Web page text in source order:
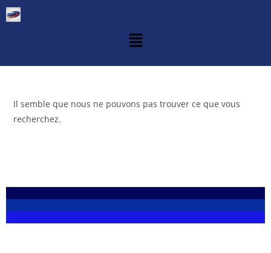
Il semble que nous ne pouvons pas trouver ce que vous
recherchez.